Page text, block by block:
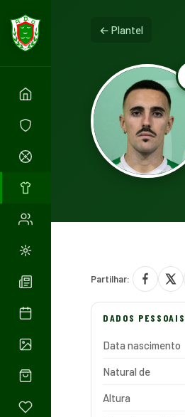
← Plantel
Partilhar:
DADOS PESSOAIS
Data nascimento
Natural de
Altura